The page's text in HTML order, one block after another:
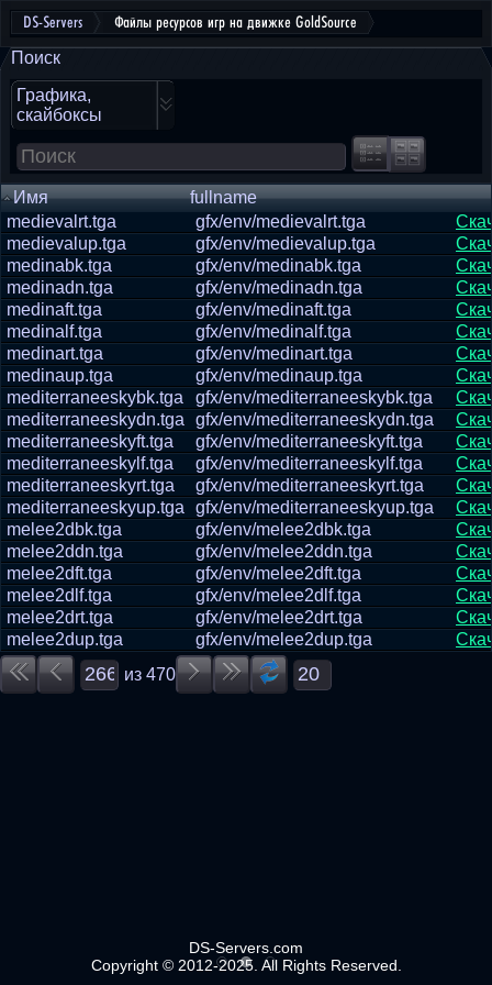
DS-Servers Файлы ресурсов игр на движке GoldSource
Поиск
Графика,
скайбоксы
Имя
fullname
medievalrt.tga
gfx/env/medievalrt.tga
medievalup.tga
gfx/env/medievalup.tga
medinabk.tga
gfx/env/medinabk.tga
medinadn.tga
gfx/env/medinadn.tga
medinaft.tga
gfx/env/medinaft.tga
medinalf.tga
gfx/env/medinalf.tga
medinart.tga
gfx/env/medinart.tga
medinaup.tga
gfx/env/medinaup.tga
mediterraneeskybk.tga
gfx/env/mediterraneeskybk.tga
mediterraneeskydn.tga
gfx/env/mediterraneeskydn.tga
mediterraneeskyft.tga
gfx/env/mediterraneeskyft.tga
mediterraneeskylf.tga
gfx/env/mediterraneeskylf.tga
mediterraneeskyrt.tga
gfx/env/mediterraneeskyrt.tga
mediterraneeskyup.tga
gfx/env/mediterraneeskyup.tga
melee2dbk.tga
gfx/env/melee2dbk.tga
melee2ddn.tga
gfx/env/melee2ddn.tga
melee2dft.tga
gfx/env/melee2dft.tga
melee2dlf.tga
gfx/env/melee2dlf.tga
melee2drt.tga
gfx/env/melee2drt.tga
melee2dup.tga
gfx/env/melee2dup.tga
из 470
DS-Servers.com
Copyright © 2012-2025. All Rights Reserved.